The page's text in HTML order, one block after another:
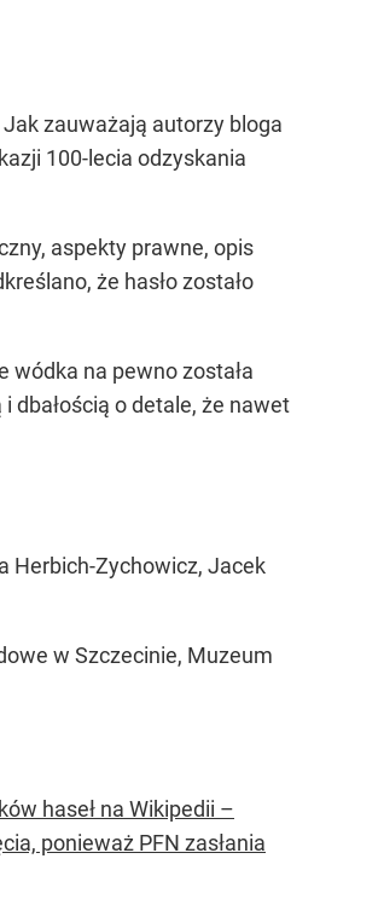
zauważają autorzy bloga
100-lecia odzyskania
aspekty prawne, opis
że hasło zostało
wódka na pewno została
dbałością o detale, że nawet
Herbich-Zychowicz, Jacek
w Szczecinie, Muzeum
haseł na Wikipedii –
ponieważ PFN zasłania